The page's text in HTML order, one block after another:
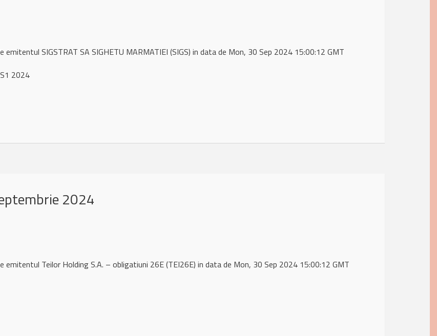
SIGSTRAT SA SIGHETU MARMATIEI (SIGS) in data de Mon, 30 Sep 2024 15:00:12 GMT
2024
2024
emitentul Teilor Holding S.A. – obligatiuni 26E (TEI26E) in data de Mon, 30 Sep 2024 15:00:12 GMT